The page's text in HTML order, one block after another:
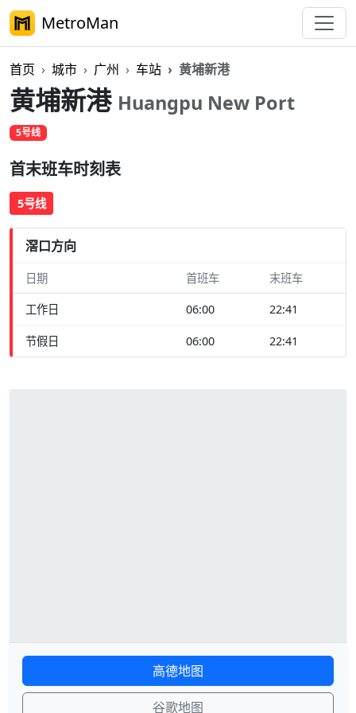
MetroMan
首页 城市 广州 车站 黄埔新港
黄埔新港 Huangpu New Port
5号线
首末班车时刻表
5号线
滘口方向
日期 首班车 末班车
工作日 06:00 22:41
节假日 06:00 22:41
高德地图
谷歌地图